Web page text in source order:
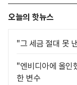
오늘의 핫뉴스
"그 세금 절대 못
"엔비디아에 올인
한 변수